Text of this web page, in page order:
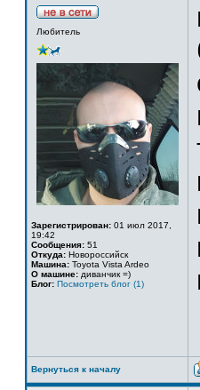
Любитель
Зарегистрирован: 01 июл 2017,
19:42
Сообщения: 51
Откуда: Новороссийск
Машина: Toyota Vista Ardeo
О машине: диванчик =)
Блог: Посмотреть блог (1)
Вернуться к началу